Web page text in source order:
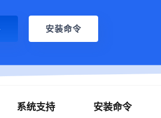
安装命令
系统支持 安装命令